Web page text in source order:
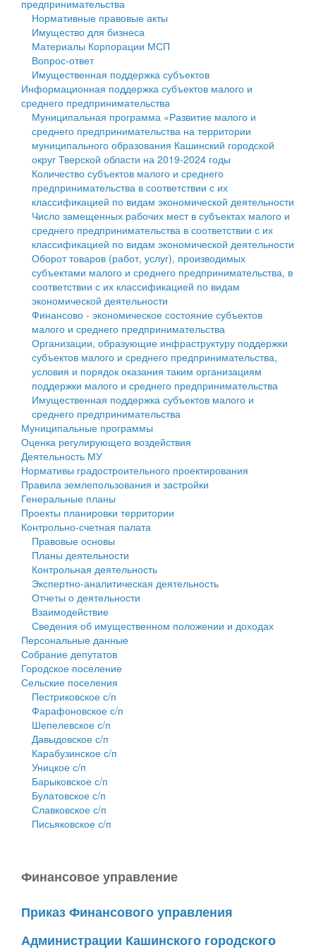
Государственные услуги
Промышленность и АПК
Экономика и бизнес
...
Символика
Устав
Гостям округа
Туризм
Культура
Образование
Здравоохранение
Социальная защита
Фотоальбом
муниципального округа Тверской области
Администрация Кашинского муниципального округа
Тверской области
Управление сельскими территориями
Открытые данные
Работа с обращениями граждан
Муниципальный контроль
Муниципальные услуги
Проекты административных регламентов
Антимонопольный комплаенс
Противодействие коррупции
Финансовое управление
Бюджет для граждан
Имущество
Выявление правообладателей ранее учтенных
объектов недвижимости
Имущественная поддержка субъектов малого и
среднего предпринимательства
Информационная поддержка субъектов малого и
среднего предпринимательства
Муниципальные программы
Контрольно-счетная палата
Персональные данные
Оценка регулирующего воздействия
Деятельность МУ
Нормативы градостроительного проектирования
Правила землепользования и застройки
Генеральные планы
Проекты планировки территории
Собрание депутатов
Городское поселение
Сельские поселения
предпринимательства
Нормативные правовые акты
Имущество для бизнеса
Материалы Корпорации МСП
Вопрос-ответ
Имущественная поддержка субъектов
Информационная поддержка субъектов малого и
среднего предпринимательства
Муниципальная программа «Развитие малого и
среднего предпринимательства на территории
муниципального образования Кашинский городской
округ Тверской области на 2019-2024 годы
Количество субъектов малого и среднего
предпринимательства в соответствии с их
классификацией по видам экономической деятельности
Число замещенных рабочих мест в субъектах малого и
среднего предпринимательства в соответствии с их
классификацией по видам экономической деятельности
Оборот товаров (работ, услуг), производимых
субъектами малого и среднего предпринимательства, в
соответствии с их классификацией по видам
экономической деятельности
Финансово - экономическое состояние субъектов
малого и среднего предпринимательства
Организации, образующие инфраструктуру поддержки
субъектов малого и среднего предпринимательства,
условия и порядок оказания таким организациям
поддержки малого и среднего предпринимательства
Имущественная поддержка субъектов малого и
среднего предпринимательства
Муниципальные программы
Оценка регулирующего воздействия
Деятельность МУ
Нормативы градостроительного проектирования
Правила землепользования и застройки
Генеральные планы
Проекты планировки территории
Контрольно-счетная палата
Правовые основы
Планы деятельности
Контрольная деятельность
Экспертно-аналитическая деятельность
Отчеты о деятельности
Взаимодействие
Сведения об имущественном положении и доходах
Персональные данные
Собрание депутатов
Городское поселение
Сельские поселения
Пестриковское с/п
Фарафоновское с/п
Шепелевское с/п
Давыдовское с/п
Карабузинское с/п
Уницкое с/п
Барыковское с/п
Булатовское с/п
Славковское с/п
Письяковское с/п
Финансовое управление
Приказ Финансового управления
Администрации Кашинского городского